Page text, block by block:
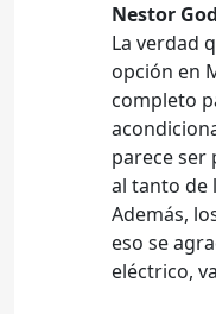
Nestor
La verdad
opción en
completo
parece ser
al tanto de
Además,
eso se
eléctrico,